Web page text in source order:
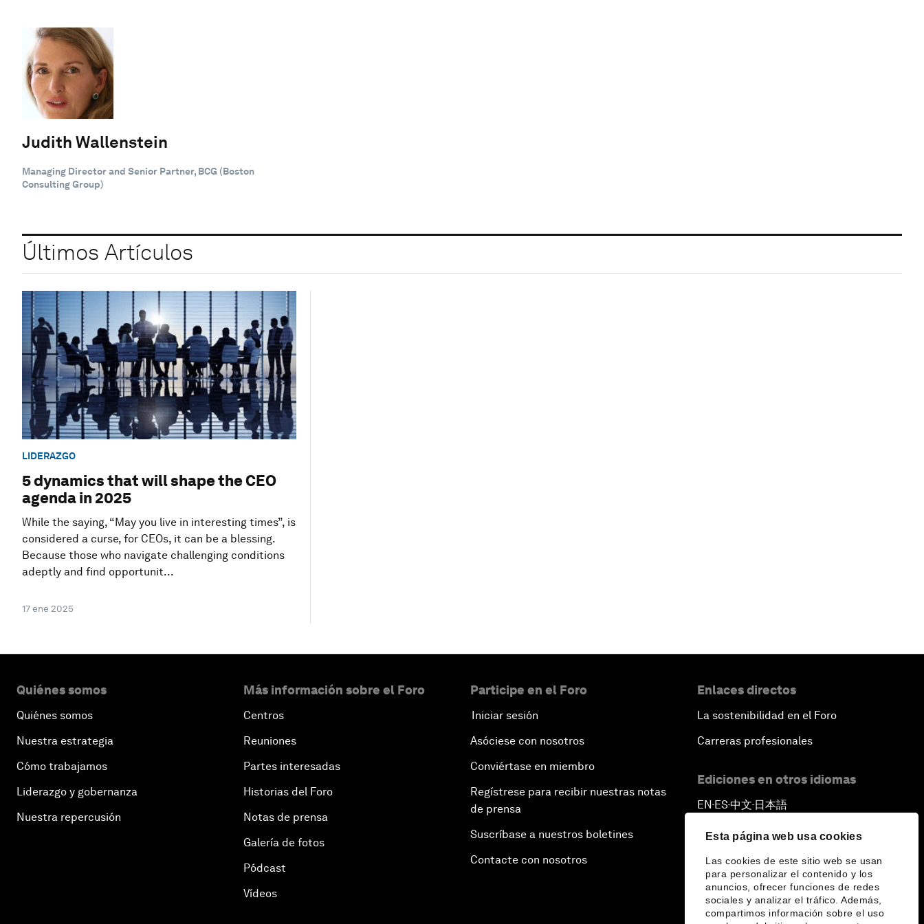
Esta página web usa cookies
Las cookies de este sitio web se usan
para personalizar el contenido y los
anuncios, ofrecer funciones de redes
sociales y analizar el tráfico. Además,
compartimos información sobre el uso
Judith Wallenstein
Managing Director and Senior Partner, BCG (Boston
Consulting Group)
Últimos Artículos
LIDERAZGO
5 dynamics that will shape the CEO
agenda in 2025
While the saying, “May you live in interesting times”, is
considered a curse, for CEOs, it can be a blessing.
Because those who navigate challenging conditions
adeptly and find opportunit...
17 ene 2025
Quiénes somos
Quiénes somos
Nuestra estrategia
Cómo trabajamos
Liderazgo y gobernanza
Nuestra repercusión
Más información sobre el Foro
Centros
Reuniones
Partes interesadas
Historias del Foro
Notas de prensa
Galería de fotos
Pódcast
Vídeos
Participe en el Foro
Iniciar sesión
Asóciese con nosotros
Conviértase en miembro
Regístrese para recibir nuestras notas
de prensa
Suscríbase a nuestros boletines
Contacte con nosotros
Enlaces directos
La sostenibilidad en el Foro
Carreras profesionales
Ediciones en otros idiomas
EN ▪ ES▪中文▪ 日本語